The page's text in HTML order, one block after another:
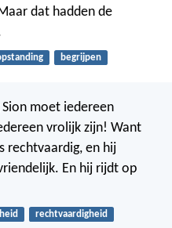
dat hadden de
begrijpen
Sion moet iedereen
vrolijk zijn! Want
rechtvaardig, en hij
En hij rijdt op
rechtvaardigheid